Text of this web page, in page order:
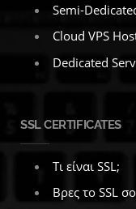
Semi-
Cloud VPS
Dedicated
SSL CERTIFICATES
Τι είναι SSL;
Βρες το SSL